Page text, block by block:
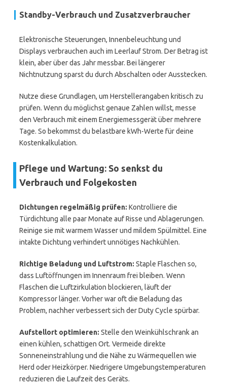
Standby-Verbrauch und Zusatzverbraucher
Elektronische Steuerungen, Innenbeleuchtung und
Displays verbrauchen auch im Leerlauf Strom. Der Betrag ist
klein, aber über das Jahr messbar. Bei längerer
Nichtnutzung sparst du durch Abschalten oder Ausstecken.
Nutze diese Grundlagen, um Herstellerangaben kritisch zu
prüfen. Wenn du möglichst genaue Zahlen willst, messe
den Verbrauch mit einem Energiemessgerät über mehrere
Tage. So bekommst du belastbare kWh-Werte für deine
Kostenkalkulation.
Pflege und Wartung: So senkst du
Verbrauch und Folgekosten
Dichtungen regelmäßig prüfen: Kontrolliere die
Türdichtung alle paar Monate auf Risse und Ablagerungen.
Reinige sie mit warmem Wasser und mildem Spülmittel. Eine
intakte Dichtung verhindert unnötiges Nachkühlen.
Richtige Beladung und Luftstrom: Staple Flaschen so,
dass Luftöffnungen im Innenraum frei bleiben. Wenn
Flaschen die Luftzirkulation blockieren, läuft der
Kompressor länger. Vorher war oft die Beladung das
Problem, nachher verbessert sich der Duty Cycle spürbar.
Aufstellort optimieren: Stelle den Weinkühlschrank an
einen kühlen, schattigen Ort. Vermeide direkte
Sonneneinstrahlung und die Nähe zu Wärmequellen wie
Herd oder Heizkörper. Niedrigere Umgebungstemperaturen
reduzieren die Laufzeit des Geräts.